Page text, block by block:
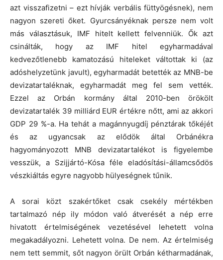
azt visszafizetni – ezt hívják verbális füttyögésnek), nem
nagyon szereti őket. Gyurcsányéknak persze nem volt
más választásuk, IMF hitelt kellett felvenniük. Ők azt
csinálták, hogy az IMF hitel egyharmadával
kedvezőtlenebb kamatozású hiteleket váltottak ki (az
adóshelyzetünk javult), egyharmadát betették az MNB-be
devizatartaléknak, egyharmadát meg fel sem vették.
Ezzel az Orbán kormány által 2010-ben örökölt
devizatartalék 39 milliárd EUR értékre nőtt, ami az akkori
GDP 29 %-a. Ha tehát a magánnyugdíj pénztárak tőkéjét
és az ugyancsak az elődök által Orbánékra
hagyományozott MNB devizatartalékot is figyelembe
vesszük, a Szijjártó-Kósa féle eladósítási-államcsődös
vészkiáltás egyre nagyobb hülyeségnek tűnik.
A sorai közt szakértőket csak csekély mértékben
tartalmazó nép ily módon való átverését a nép erre
hivatott értelmiségének vezetésével lehetett volna
megakadályozni. Lehetett volna. De nem. Az értelmiség
nem tett semmit, sőt nagyon örült Orbán kétharmadának,